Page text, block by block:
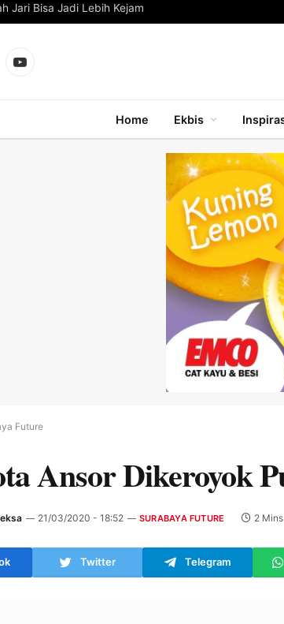
Jari Bisa Jadi Lebih Kejam
YouTube
Home Ekbis
Future
Ansor Dikeroyok
21/03/2020 - 18:52 SURABAYA FUTURE 2
Twitter Telegram